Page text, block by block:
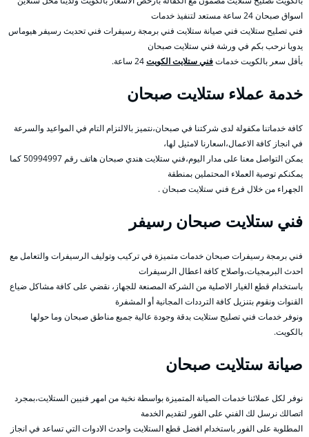
اسواق صبحان 24 ساعة مستعد لتنفيذ خدمات
فني تصليح ستلايت فني صيانة ستلايت فني برمجة رسيفرات فني تحديث رسيفر هيوماس
يدويا نرحب بكم في ورشة فني ستلايت صبحان
بأقل سعر بالكويت خدماتفني ستلايت الكويت
خدمة عملاء ستلايت صبحان
كافة خدماتنا مكفولة لدى شركتنا في صبحان،نتميز بالالتزام التام في المواعيد والسرعة
في انجاز كافة الاعمال،اسعارنا لامثيل لها،
يمكن التواصل معنا على مدار اليوم،فني ستلايت هندي صبحان هاتف رقم 50994997 كما
يمكنكم توصية العملاء المحتملين بمنطقة
الجهراء من خلال فرع فني ستلايت صبحان .
فني ستلايت صبحان رسيفر
فني برمجة رسيفرات صبحان خدمات متميزة في تركيب وتوليف الرسيفرات والتعامل مع
احدث البرمجيات،واصلاح كافة اعطال الرسيفرات
باستخدام قطع الغيار الاصلية من الشركة المصنعة للجهاز، نقضي على كافة مشاكل ضياع
القنوات ونقوم بتنزيل كافة الترددات المجانية أو المشفرة
ونوفر خدمات فني تصليح ستلايت بدقة وجودة عالية جميع مناطق صبحان وما حولها
بالكويت.
صيانة ستلايت صبحان
نوفر لكل عملائنا خدمات الصيانة المتميزة بواسطة نخبة من امهر فنيين الستلايت،بمجرد
اتصالك نرسل لك الفني على الفور لتقديم الخدمة
المطلوبة على الفور باستخدام افضل قطع الستلايت واحدث الادوات التي تساعد في انجاز